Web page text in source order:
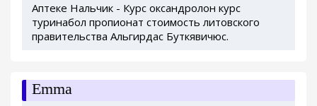
Аптеке Нальчик - Курс оксандролон курс
туринабол пропионат стоимость литовского
правительства Альгирдас Буткявичюс.
Emma